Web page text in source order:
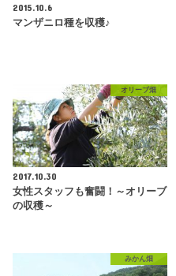
2015.10.6
マンザニロ種を収穫♪
オリーブ畑
2017.10.30
女性スタッフも奮闘！～オリーブ
の収穫～
みかん畑